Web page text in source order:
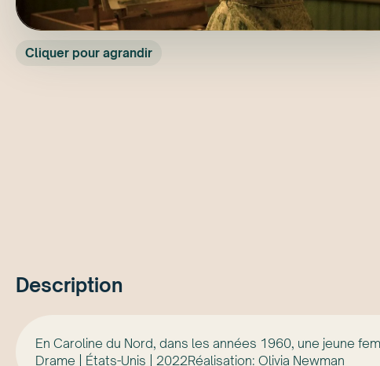
Cliquer pour agrandir
Description
En Caroline du Nord, dans les années 1960, une jeune